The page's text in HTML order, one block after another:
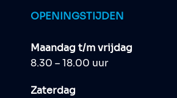
OPENINGSTIJDEN
Maandag t/m vrijdag
8.30 – 18.00 uur
Zaterdag